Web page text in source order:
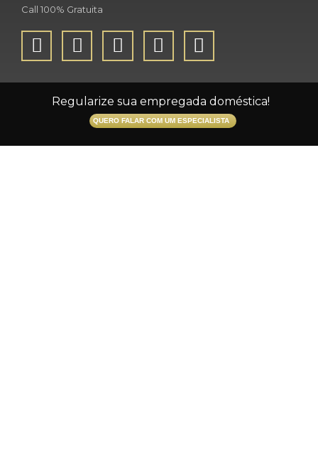
Call 100% Gratuita
Regularize sua empregada doméstica!
QUERO FALAR COM UM ESPECIALISTA